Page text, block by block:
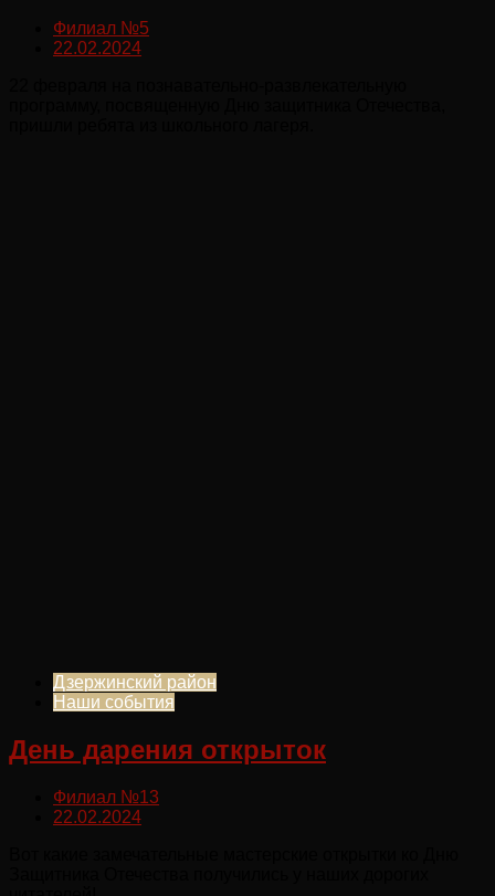
Филиал №5
22.02.2024
Дзержинский район
Наши события
День дарения открыток
Филиал №13
22.02.2024